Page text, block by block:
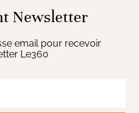
Newsletter
email pour recevoir
Le360